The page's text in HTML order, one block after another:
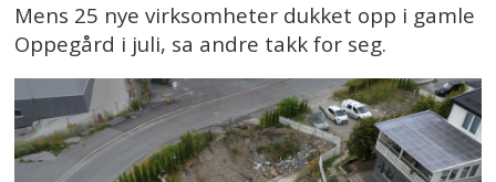
Mens 25 nye virksomheter dukket opp i gamle
Oppegård i juli, sa andre takk for seg.